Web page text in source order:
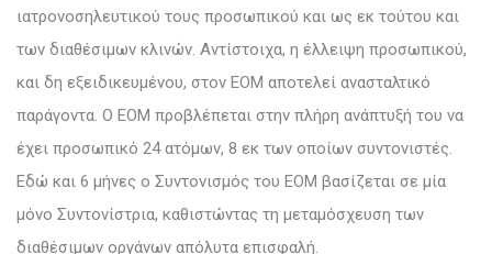
ιατρονοσηλευτικού τους προσωπικού και ως εκ τούτου και
των διαθέσιμων κλινών. Αντίστοιχα, η έλλειψη προσωπικού,
και δη εξειδικευμένου, στον ΕΟΜ αποτελεί ανασταλτικό
παράγοντα. Ο ΕΟΜ προβλέπεται στην πλήρη ανάπτυξή του να
έχει προσωπικό 24 ατόμων, 8 εκ των οποίων συντονιστές.
Εδώ και 6 μήνες ο Συντονισμός του ΕΟΜ βασίζεται σε μία
μόνο Συντονίστρια, καθιστώντας τη μεταμόσχευση των
διαθέσιμων οργάνων απόλυτα επισφαλή.